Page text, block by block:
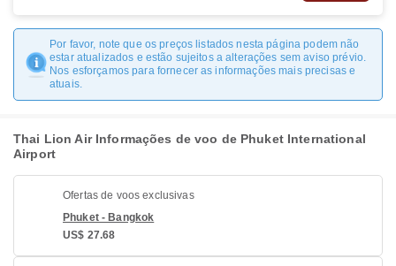
Por favor, note que os preços listados nesta página podem não
estar atualizados e estão sujeitos a alterações sem aviso prévio.
Nos esforçamos para fornecer as informações mais precisas e
atuais.
Thai Lion Air Informações de voo de Phuket International
Airport
Ofertas de voos exclusivas
Phuket - Bangkok
US$ 27.68